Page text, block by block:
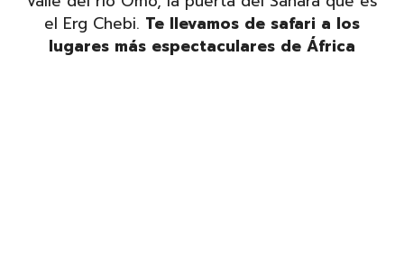
el Erg Chebi. Te llevamos de safari a los
lugares más espectaculares de África